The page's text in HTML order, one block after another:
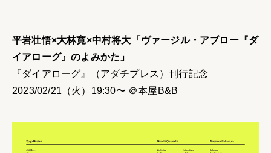
平岩壮悟×大林寛×中村将大「ヴァージル・アブロー『ダ
イアローグ』のよみかた」
『ダイアローグ』（アダチプレス）刊行記念
2023/02/21（火）19:30〜 ＠本屋B&B